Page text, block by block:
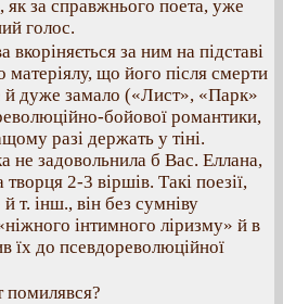
за справжнього поета, уже
голос.
вкоріняється за ним на підставі
матеріялу, що його після смерти
й дуже замало («Лист», «Парк»
бойової романтики,
разі держать у тіні.
не задовольнила б Вас. Еллана,
2-3 віршів. Такі поезії,
т. інш., він без сумніву
інтимного ліризму» й в
їх до псевдореволюційної
помилявся?